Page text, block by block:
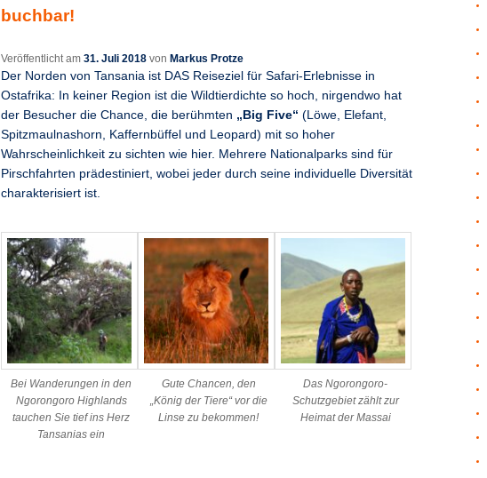
buchbar!
Veröffentlicht am 31. Juli 2018 von Markus Protze
Der Norden von Tansania ist DAS Reiseziel für Safari-Erlebnisse in
Ostafrika: In keiner Region ist die Wildtierdichte so hoch, nirgendwo hat
der Besucher die Chance, die berühmten „Big Five“ (Löwe, Elefant,
Spitzmaulnashorn, Kaffernbüffel und Leopard) mit so hoher
Wahrscheinlichkeit zu sichten wie hier. Mehrere Nationalparks sind für
Pirschfahrten prädestiniert, wobei jeder durch seine individuelle Diversität
charakterisiert ist.
Bei Wanderungen in den
Ngorongoro Highlands
tauchen Sie tief ins Herz
Tansanias ein
Gute Chancen, den
„König der Tiere“ vor die
Linse zu bekommen!
Das Ngorongoro-
Schutzgebiet zählt zur
Heimat der Massai